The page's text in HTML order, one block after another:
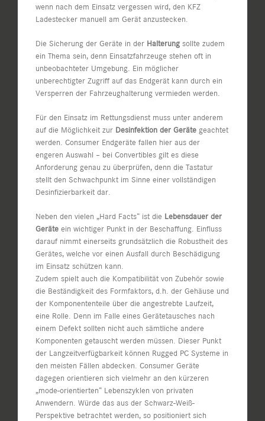
wenn nach dem Einsatz vergessen wird, den KFZ
Ladestecker manuell am Gerät anzustecken.
Die Sicherung der Geräte in der Halterung sollte zudem
ein Thema sein, denn Einsatzfahrzeuge stehen oft in
unbeobachteter Umgebung. Ein möglicher
unberechtigter Zugriff auf das Endgerät kann durch ein
Versperren der Fahrzeughalterung vermieden werden.
Für den Einsatz im Rettungsdienst muss unter anderem
auf die Möglichkeit zur Desinfektion der Geräte geachtet
werden. Consumer Endgeräte fallen hier aus der
engeren Auswahl – bei Convertibles gilt es diese
Anforderung genau zu überprüfen, denn die Tastatur
stellt den Schwachpunkt im Sinne einer vollständigen
Desinfizierbarkeit dar.
Neben den vielen „Hard Facts“ ist die Lebensdauer der
Geräte ein wichtiger Punkt in der Beschaffung. Einfluss
darauf nimmt einerseits grundsätzlich die Robustheit des
Gerätes, welche vor einen Ausfall durch Beschädigung
im Einsatz schützen kann.
Zudem spielt auch die Kompatibilität von Zubehör sowie
die Beständigkeit des Formfaktors, d.h. der Gehäuse und
der Komponententeile über die angestrebte Laufzeit,
eine Rolle. Denn im Falle eines Gerätetausches nach
einem Defekt sollten nicht auch sämtliche andere
Komponenten getauscht werden müssen. Dieser Punkt
der Langzeitverfügbarkeit können Rugged PC Systeme in
den meisten Fällen abdecken. Consumer Geräte
dagegen orientieren sich vielmehr an den kürzeren
„mode-orientierten“ Lebenszyklen von privaten
Anwendern. Würde das aus der Schwarz-Weiß-
Perspektive betrachtet werden, so positioniert sich